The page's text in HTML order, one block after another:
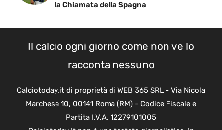
la Chiamata della Spagna
Il calcio ogni giorno come non ve lo
racconta nessuno
Calciotoday.it di proprietà di WEB 365 SRL - Via Nicola
Marchese 10, 00141 Roma (RM) - Codice Fiscale e
Partita I.V.A. 12279101005